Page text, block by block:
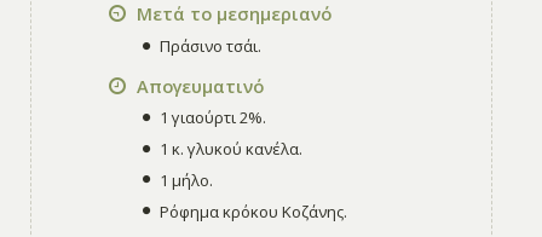
Μετά το μεσημεριανό
Πράσινο τσάι.
Απογευματινό
1 γιαούρτι 2%.
1 κ. γλυκού κανέλα.
1 μήλο.
Ρόφημα κρόκου Κοζάνης.